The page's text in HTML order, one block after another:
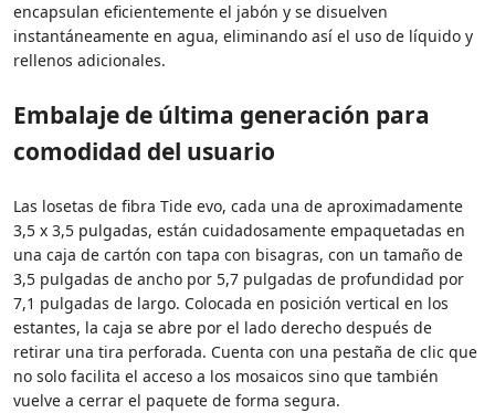
encapsulan eficientemente el jabón y se disuelven
instantáneamente en agua, eliminando así el uso de líquido y
rellenos adicionales.
Embalaje de última generación para
comodidad del usuario
Las losetas de fibra Tide evo, cada una de aproximadamente
3,5 x 3,5 pulgadas, están cuidadosamente empaquetadas en
una caja de cartón con tapa con bisagras, con un tamaño de
3,5 pulgadas de ancho por 5,7 pulgadas de profundidad por
7,1 pulgadas de largo. Colocada en posición vertical en los
estantes, la caja se abre por el lado derecho después de
retirar una tira perforada. Cuenta con una pestaña de clic que
no solo facilita el acceso a los mosaicos sino que también
vuelve a cerrar el paquete de forma segura.